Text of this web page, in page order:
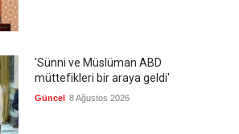
'Sünni ve Müslüman ABD
müttefikleri bir araya geldi'
Güncel 8 Ağustos 2026